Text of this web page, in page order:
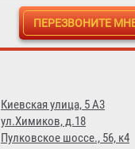
23 ₽
Киевская улица, 5 А3
ул.Химиков, д.18
Пулковское шоссе., 56, к4